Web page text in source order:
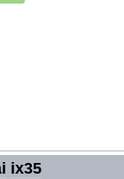
ix35